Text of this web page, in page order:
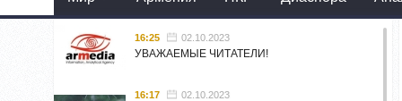
16:25 02.10.2023
УВАЖАЕМЫЕ ЧИТАТЕЛИ!
16:17 02.10.2023